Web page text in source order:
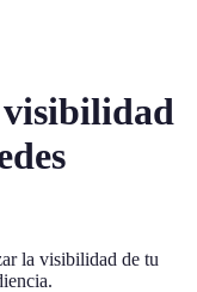
la visibilidad de tu